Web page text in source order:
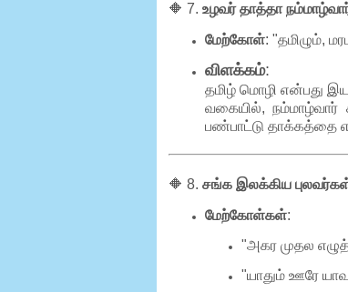
🔶 7. உழவர் தாத்தா
மேற்கோள்: "தமிழும்,
விளக்கம்:
தமிழ் மொழி என்பது
வகையில்,
பண்பாட்டு தாக்கத்தை
🔶 8. சங்க இலக்கிய
மேற்கோள்கள்:
"அகர முதல
"யாதும் ஊரே